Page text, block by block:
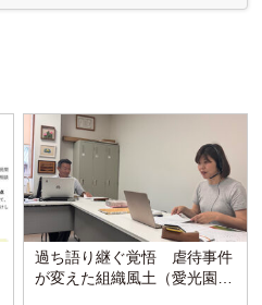
過ち語り継ぐ覚悟 虐待事件
が変えた組織風土（愛光園・